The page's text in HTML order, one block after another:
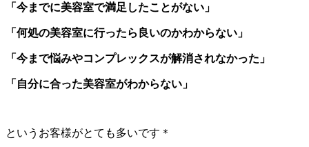
「今までに美容室で満足したことがない」
「何処の美容室に行ったら良いのかわからない」
「今まで悩みやコンプレックスが解消されなかった」
「自分に合った美容室がわからない」
というお客様がとても多いです＊